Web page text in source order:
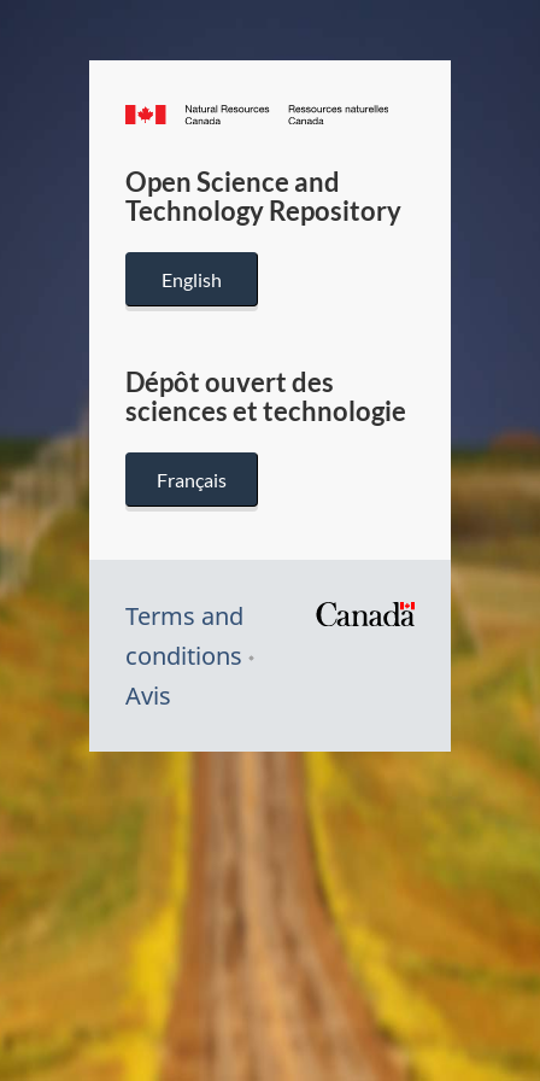
Canada.ca
/
Canada
Open Science and
Technology Repository
English
Dépôt ouvert des
sciences et technologie
Français
Terms and
conditions
Avis
Symbole
Canada